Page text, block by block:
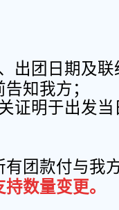
出团日期及
告知我方；
证明于出发
团款付与我
数量变更。